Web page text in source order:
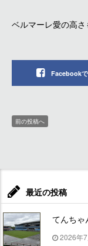
ベルマーレ愛の高
Facebook
前の投稿へ
最近の投稿
てんちゃ
2026年